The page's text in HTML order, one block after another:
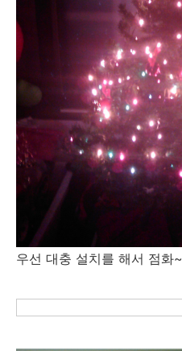
우선 대충 설치를 해서 점화~